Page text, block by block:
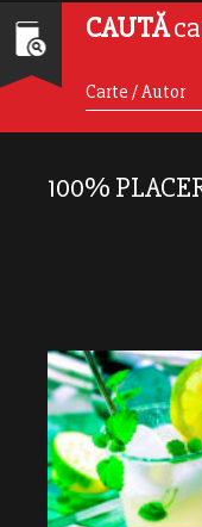
CAUTĂ
100%